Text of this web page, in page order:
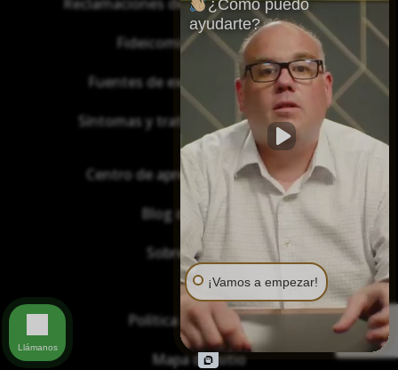
Fideicomisos de asbesto
Fuentes de exposición al asbesto
Síntomas y tratamiento del asbesto
Centro de aprendizaje de asbesto
Blog de Asbestos
Sobre Nosotros
Política de privacidad
Mapa del sitio
¿Cómo puedo
ayudarte?
¡Vamos a empezar!
Llámanos